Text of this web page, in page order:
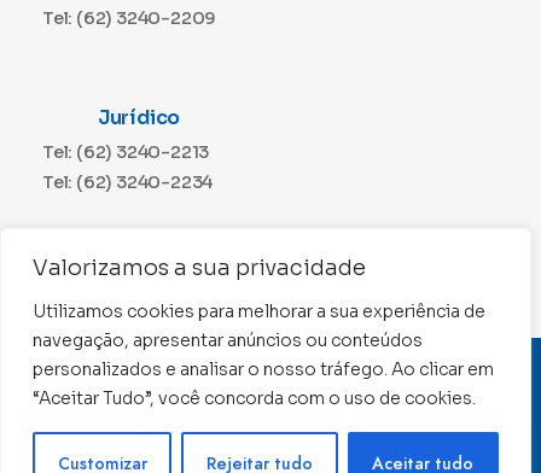
Valorizamos a sua privacidade
Utilizamos cookies para melhorar a sua experiência de
navegação, apresentar anúncios ou conteúdos
personalizados e analisar o nosso tráfego. Ao clicar em
“Aceitar Tudo”, você concorda com o uso de cookies.
Customizar Rejeitar tudo Aceitar tudo
Tel: (62) 3240-2209
Jurídico
Tel: (62) 3240-2213
Tel: (62) 3240-2234
Tel: (62) 3240-2230
CNPJ: 01.015.676/0001-11
Conselho Regional de Contabilidade de Goiás 2022 –
Todos os direitos reservados
Precisa de ajuda ?